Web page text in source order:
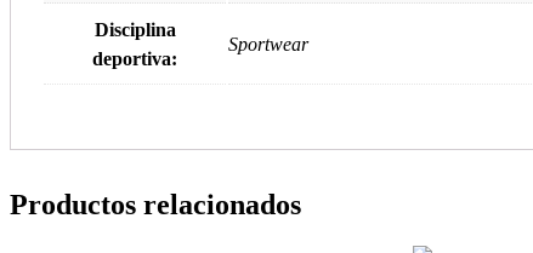
Disciplina
deportiva:
Sportwear
Productos relacionados